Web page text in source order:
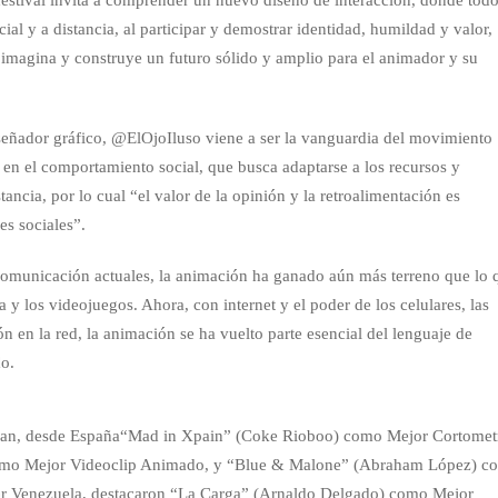
y a distancia, al participar y demostrar identidad, humildad y valor,
y construye un futuro sólido y amplio para el animador y su
gráfico, @ElOjoIluso viene a ser la vanguardia del movimiento
el comportamiento social, que busca adaptarse a los recursos y
por lo cual “el valor de la opinión y la retroalimentación es
sociales”.
actuales, la animación ha ganado aún más terreno que lo
y los videojuegos. Ahora, con internet y el poder de los celulares, las
en la red, la animación se ha vuelto parte esencial del lenguaje de
desde España“Mad in Xpain” (Coke Rioboo) como Mejor
Mejor Videoclip Animado, y “Blue & Malone” (Abraham López)
Venezuela, destacaron “La Carga” (Arnaldo Delgado) como Mejor